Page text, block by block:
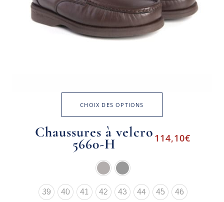
CHOIX DES OPTIONS
Chaussures à velcro
5660-H 114,10€
39 40 41 42 43 44 45 46